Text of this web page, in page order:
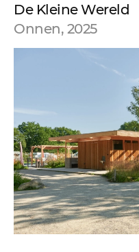
De Kleine Wereld
Onnen, 2025